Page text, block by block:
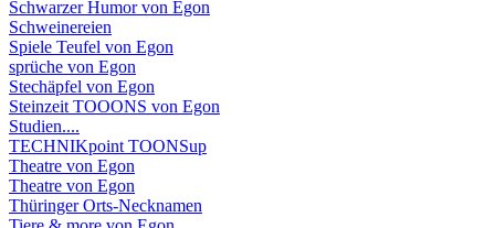
Schwarzer Humor von Egon
Schweinereien
Spiele Teufel von Egon
sprüche von Egon
Stechäpfel von Egon
Steinzeit TOOONS von Egon
Studien....
TECHNIKpoint TOONSup
Theatre von Egon
Theatre von Egon
Thüringer Orts-Necknamen